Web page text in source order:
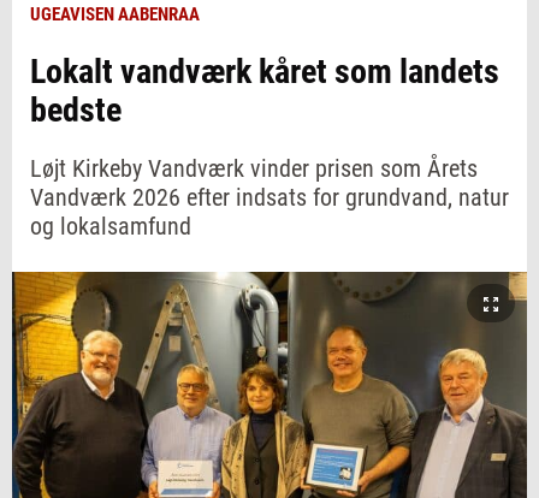
UGEAVISEN AABENRAA
Lokalt vandværk kåret som landets
bedste
Løjt Kirkeby Vandværk vinder prisen som Årets
Vandværk 2026 efter indsats for grundvand, natur
og lokalsamfund